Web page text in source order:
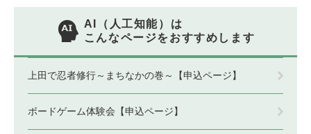
AI（人工知能）は
こんなページをおすすめします
上田で忍者修行～まちなかの巻～【申込ページ】
ボードゲーム体験会【申込ページ】